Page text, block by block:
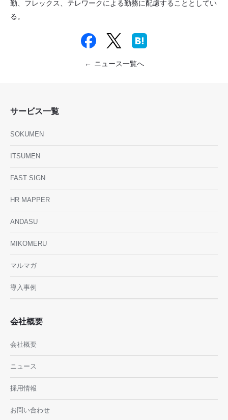
勤、フレックス、テレワークによる勤務に配慮することとしてい
る。
ニュース一覧へ
会社概要
会社概要
ニュース
採用情報
お問い合わせ
サービス一覧
SOKUMEN
ITSUMEN
FAST SIGN
HR MAPPER
ANDASU
MIKOMERU
マルマガ
導入事例